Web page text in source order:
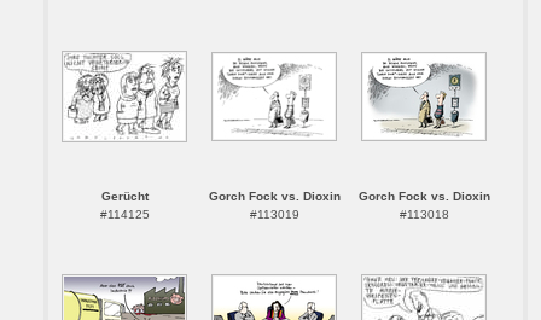
Gerücht
#114125
Gorch Fock vs. Dioxin
#113019
Gorch Fock vs. Dioxin
#113018